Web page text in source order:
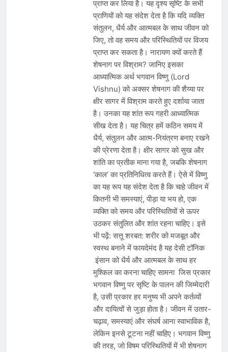
प्राप्त कर लिया है। यह दृश्य सृष्टि के सभी
प्राणियों को यह संदेश देता है कि यदि व्यक्ति
संतुलन, धैर्य और आत्मबल के साथ जीवन को
जिए, तो वह समय और परिस्थितियों पर विजय
प्राप्त कर सकता है। नारायण क्यों करते हैं
शेषनाग पर विश्राम? जानिए इसका
आध्यात्मिक अर्थ भगवान विष्णु (Lord
Vishnu) को अक्सर शेषनाग की शैय्या पर
क्षीर सागर में विश्राम करते हुए दर्शाया जाता
है। उनका यह शांत रूप गहरी आध्यात्मिक
सीख देता है। यह चित्र हमें कठिन समय में
धैर्य, संतुलन और आत्म-नियंत्रण बनाए रखने
की प्रेरणा देता है। क्षीर सागर को सुख और
शांति का प्रतीक माना गया है, जबकि शेषनाग
‘काल’ का प्रतिनिधित्व करते हैं। ऐसे में विष्णु
का यह रूप यह संदेश देता है कि चाहे जीवन में
कितनी भी समस्याएं, पीड़ा या भय हो, एक
व्यक्ति को समय और परिस्थितियों से ऊपर
उठकर संतुलित और शांत रहना चाहिए। इसे
भी पढ़ें: सत्तू शरबत: शरीर को मजबूत और
स्वस्थ बनाने में फायदेमंद है यह देसी टॉनिक
इंसान को धैर्य और आत्मबल के साथ हर
मुश्किल का करना चाहिए सामना जिस प्रकार
भगवान विष्णु पर सृष्टि के पालन की जिम्मेदारी
है, उसी प्रकार हर मनुष्य भी अपने कर्तव्यों
और दायित्वों से जुड़ा होता है। जीवन में उतार-
चढ़ाव, समस्याएं और संघर्ष आना स्वाभाविक है,
लेकिन इनसे टूटना नहीं चाहिए। भगवान विष्णु
की तरह, जो विषम परिस्थितियों में भी शेषनाग